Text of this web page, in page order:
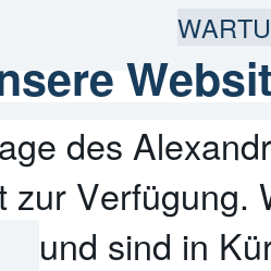
des
zur Verfügung.
und sind in